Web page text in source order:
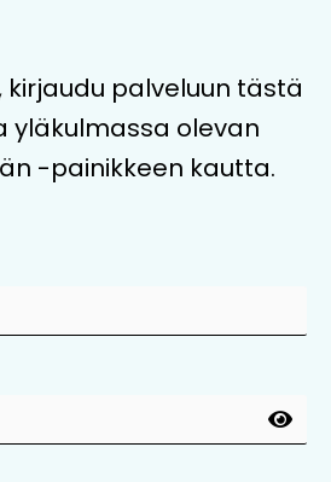
kirjaudu palveluun tästä
yläkulmassa olevan
-painikkeen kautta.